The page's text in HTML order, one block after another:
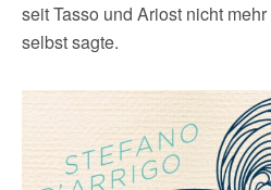
seit Tasso und Ariost nicht
selbst sagte.